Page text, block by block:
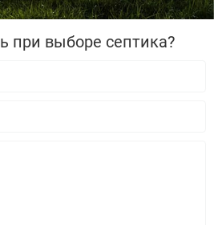
при выборе септика?